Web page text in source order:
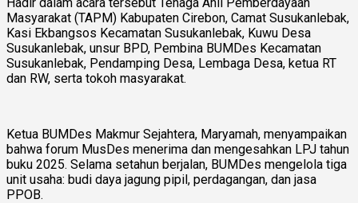
Masyarakat (TAPM) Kabupaten Cirebon, Camat Susukanlebak,
Kasi Ekbangsos Kecamatan Susukanlebak, Kuwu Desa
Susukanlebak, unsur BPD, Pembina BUMDes Kecamatan
Susukanlebak, Pendamping Desa, Lembaga Desa, ketua RT
dan RW, serta tokoh masyarakat.
Ketua BUMDes Makmur Sejahtera, Maryamah, menyampaikan
bahwa forum MusDes menerima dan mengesahkan LPJ tahun
buku 2025. Selama setahun berjalan, BUMDes mengelola tiga
unit usaha: budi daya jagung pipil, perdagangan, dan jasa
PPOB.